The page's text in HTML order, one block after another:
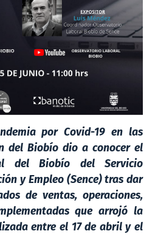
por Covid-19 en las
del Biobío dio a conocer el
del Biobío del Servicio
y Empleo (Sence) tras dar
de ventas, operaciones,
que arrojó la
entre el 17 de abril y el